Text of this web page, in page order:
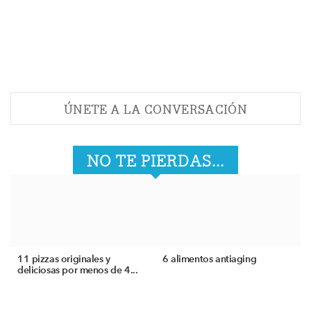
ÚNETE A LA CONVERSACIÓN
NO TE PIERDAS...
11 pizzas originales y
deliciosas por menos de 4...
6 alimentos antiaging